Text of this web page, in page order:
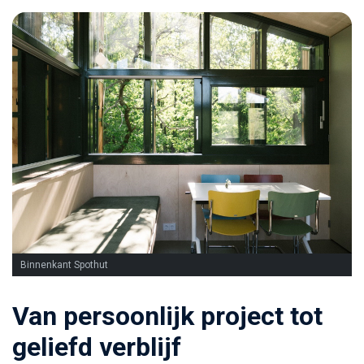
Binnenkant Spothut
Van persoonlijk project tot
geliefd verblijf